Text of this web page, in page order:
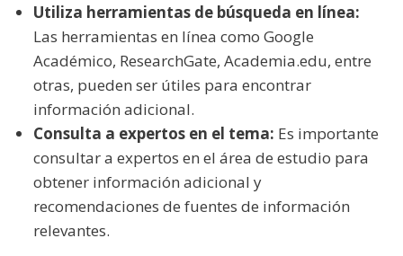
Utiliza herramientas de búsqueda en línea:
Las herramientas en línea como Google
Académico, ResearchGate, Academia.edu, entre
otras, pueden ser útiles para encontrar
información adicional.
Consulta a expertos en el tema: Es importante
consultar a expertos en el área de estudio para
obtener información adicional y
recomendaciones de fuentes de información
relevantes.